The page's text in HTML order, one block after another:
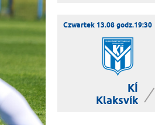
Czwartek 13.08 godz.19:30
KÍ
Klaksvík
|